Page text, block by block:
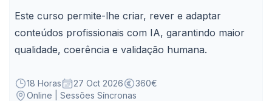
Este curso permite-lhe criar, rever e adaptar
conteúdos profissionais com IA, garantindo maior
qualidade, coerência e validação humana.
18 Horas 27 Oct 2026
360€
Online | Sessões Síncronas